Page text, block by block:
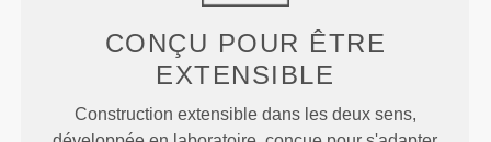
CONÇU POUR ÊTRE
EXTENSIBLE
Construction extensible dans les deux sens,